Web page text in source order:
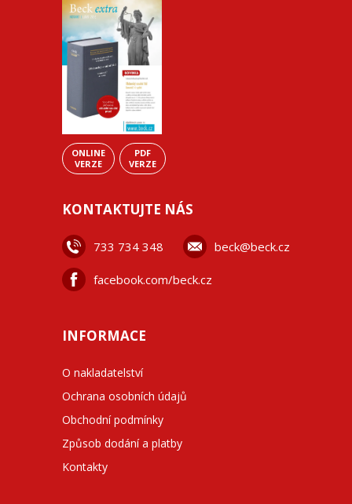
ONLINE
VERZE
PDF
VERZE
KONTAKTUJTE NÁS
733 734 348 beck@beck.cz
facebook.com/beck.cz
INFORMACE
O nakladatelství
Ochrana osobních údajů
Obchodní podmínky
Způsob dodání a platby
Kontakty